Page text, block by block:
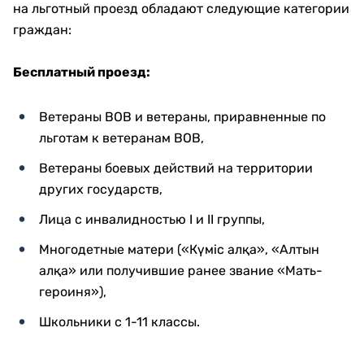
на льготный проезд обладают следующие категории
граждан:
Бесплатный проезд:
Ветераны ВОВ и ветераны, приравненные по
льготам к ветеранам ВОВ,
Ветераны боевых действий на территории
других государств,
Лица с инвалидностью I и II группы,
Многодетные матери («Күміс алқа», «Алтын
алқа» или получившие ранее звание «Мать-
героиня»),
Школьники с 1-11 классы.